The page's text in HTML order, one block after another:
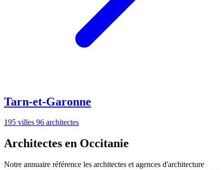
Tarn-et-Garonne
195 villes 96 architectes
Architectes en Occitanie
Notre annuaire référence les architectes et agences d'architecture